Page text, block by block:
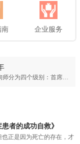
南 企业服务
一、森知心理的咨询费用森知心理咨询师分为四个级别：首席专家；专家级别；资深级别；普通级别。首席心理专家：￥900元/50分钟；专家心理咨询师：￥700元/50分钟；资深心理咨询师：￥500元/50分钟；普通心理咨询师：300元/50分钟。
者的成功自救》
正是因为死亡的存在，才